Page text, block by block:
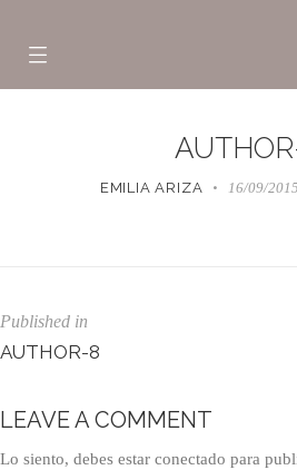
EMILIA ARIZA 16/09/2015
Published in
AUTHOR-8
LEAVE A COMMENT
Lo siento, debes estar conectado para